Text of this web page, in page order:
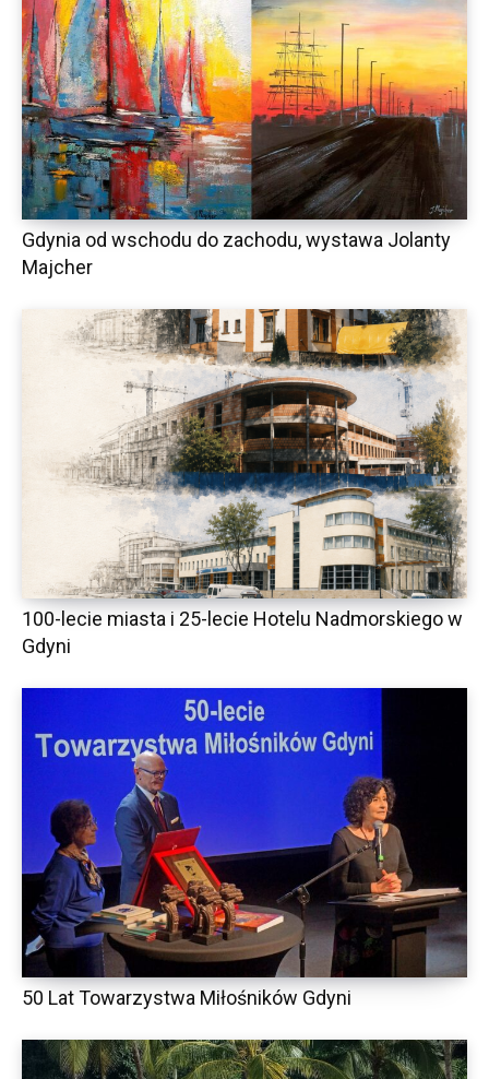
Gdynia od wschodu do zachodu, wystawa Jolanty
Majcher
100-lecie miasta i 25-lecie Hotelu Nadmorskiego w
Gdyni
50 Lat Towarzystwa Miłośników Gdyni